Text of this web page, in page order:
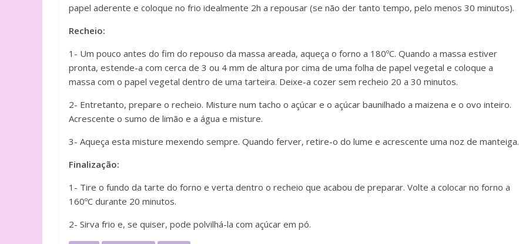
papel aderente e coloque no frio idealmente 2h a repousar (se não der tanto tempo, pelo menos 30 minutos).
Recheio:
1- Um pouco antes do fim do repouso da massa areada, aqueça o forno a 180ºC. Quando a massa estiver
pronta, estende-a com cerca de 3 ou 4 mm de altura por cima de uma folha de papel vegetal e coloque a
massa com o papel vegetal dentro de uma tarteira. Deixe-a cozer sem recheio 20 a 30 minutos.
2- Entretanto, prepare o recheio. Misture num tacho o açúcar e o açúcar baunilhado a maizena e o ovo inteiro.
Acrescente o sumo de limão e a água e misture.
3- Aqueça esta misture mexendo sempre. Quando ferver, retire-o do lume e acrescente uma noz de manteiga.
Finalização:
1- Tire o fundo da tarte do forno e verta dentro o recheio que acabou de preparar. Volte a colocar no forno a
160ºC durante 20 minutos.
2- Sirva frio e, se quiser, pode polvilhá-la com açúcar em pó.